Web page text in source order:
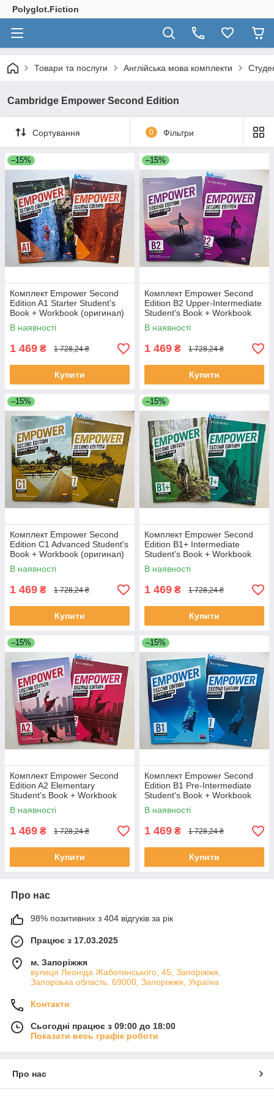
Polyglot.Fiction
Товари та послуги Англійська мова комплекти
Cambridge Empower Second Edition
Сортування 0 Фільтри
–15%
Комплект Empower Second
Edition A1 Starter Student's
Book + Workbook (оригинал)
В наявності
1 469 ₴ 1 728,24 ₴
Купити
–15%
Комплект Empower Second
Edition B2 Upper-Intermediate
Student's Book + Workbook
(оригинал)
В наявності
1 469 ₴ 1 728,24 ₴
Купити
–15%
Комплект Empower Second
Edition C1 Advanced Student's
Book + Workbook (оригинал)
В наявності
1 469 ₴ 1 728,24 ₴
Купити
–15%
Комплект Empower Second
Edition B1+ Intermediate
Student's Book + Workbook
(оригинал)
В наявності
1 469 ₴ 1 728,24 ₴
Купити
–15%
Комплект Empower Second
Edition A2 Elementary
Student's Book + Workbook
(оригинал)
В наявності
1 469 ₴ 1 728,24 ₴
Купити
–15%
Комплект Empower Second
Edition B1 Pre-Intermediate
Student's Book + Workbook
(оригинал)
В наявності
1 469 ₴ 1 728,24 ₴
Купити
Про нас
98% позитивних з 404 відгуків за рік
Працює з 17.03.2025
м. Запоріжжя
вулиця Леоніда Жаботинського, 45, Запоріжжя,
Запорізька область, 69000, Запоріжжя, Україна
Контакти
Сьогодні працює з 09:00 до 18:00
Показати весь графік роботи
Про нас